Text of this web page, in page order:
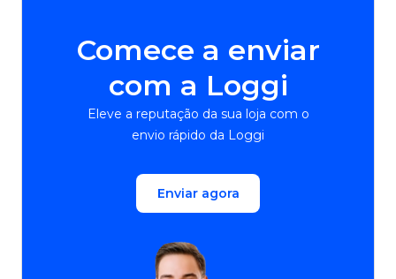
Comece a enviar
com a Loggi
Eleve a reputação da sua loja com o
envio rápido da Loggi
Enviar agora